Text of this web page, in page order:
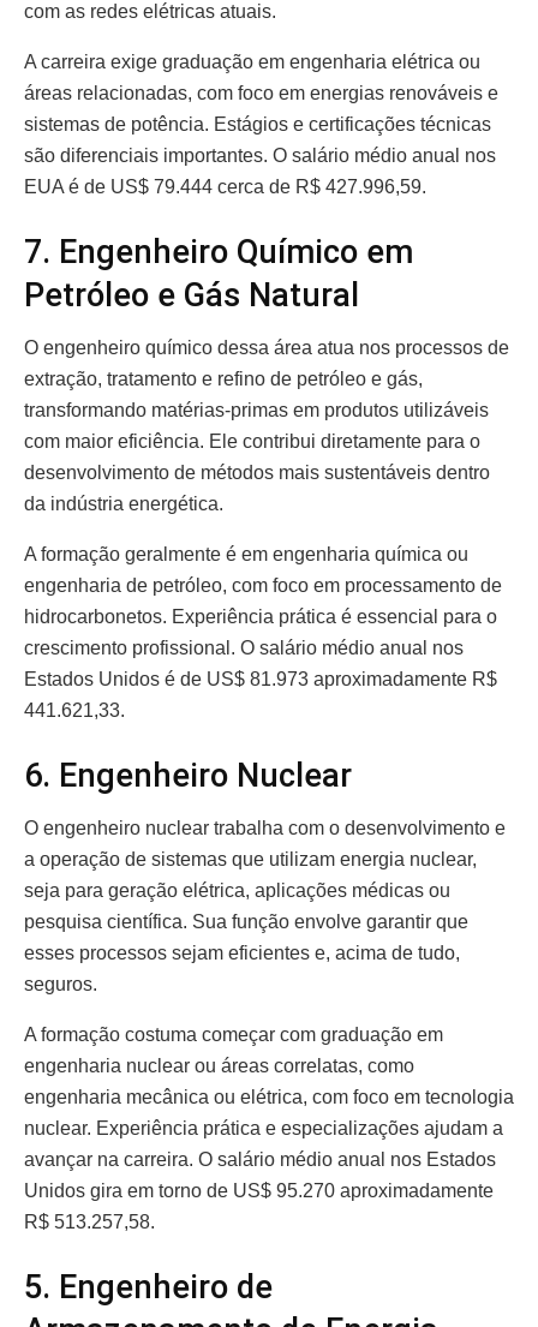
com as redes elétricas atuais.
A carreira exige graduação em engenharia elétrica ou
áreas relacionadas, com foco em energias renováveis e
sistemas de potência. Estágios e certificações técnicas
são diferenciais importantes. O salário médio anual nos
EUA é de US$ 79.444 cerca de R$ 427.996,59.
7. Engenheiro Químico em
Petróleo e Gás Natural
O engenheiro químico dessa área atua nos processos de
extração, tratamento e refino de petróleo e gás,
transformando matérias-primas em produtos utilizáveis
com maior eficiência. Ele contribui diretamente para o
desenvolvimento de métodos mais sustentáveis dentro
da indústria energética.
A formação geralmente é em engenharia química ou
engenharia de petróleo, com foco em processamento de
hidrocarbonetos. Experiência prática é essencial para o
crescimento profissional. O salário médio anual nos
Estados Unidos é de US$ 81.973 aproximadamente R$
441.621,33.
6. Engenheiro Nuclear
O engenheiro nuclear trabalha com o desenvolvimento e
a operação de sistemas que utilizam energia nuclear,
seja para geração elétrica, aplicações médicas ou
pesquisa científica. Sua função envolve garantir que
esses processos sejam eficientes e, acima de tudo,
seguros.
A formação costuma começar com graduação em
engenharia nuclear ou áreas correlatas, como
engenharia mecânica ou elétrica, com foco em tecnologia
nuclear. Experiência prática e especializações ajudam a
avançar na carreira. O salário médio anual nos Estados
Unidos gira em torno de US$ 95.270 aproximadamente
R$ 513.257,58.
5. Engenheiro de